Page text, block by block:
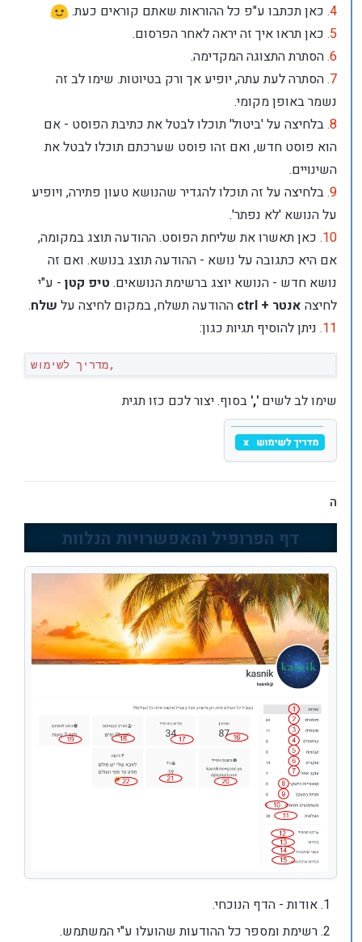
4. כאן תכתבו ע"פ כל ההוראות שאתם קוראים כעת.
5. כאן תראו איך זה יראה לאחר הפרסום.
6. הסתרת התצוגה המקדימה.
7. הסתרה לעת עתה, יופיע אך ורק בטיוטות. שימו לב זה
נשמר באופן מקומי.
8. בלחיצה על 'ביטול' תוכלו לבטל את כתיבת הפוסט - אם
הוא פוסט חדש, ואם זהו פוסט שערכתם תוכלו לבטל את
השינויים.
9. בלחיצה על זה תוכלו להגדיר שהנושא טעון פתירה, ויופיע
על הנושא 'לא נפתר'.
10. כאן תאשרו את שליחת הפוסט. ההודעה תוצג במקומה,
אם היא כתגובה על נושא - ההודעה תוצג בנושא. ואם זה
נושא חדש - הנושא יוצג ברשימת הנושאים. טיפ קטן - ע"י
לחיצה אנטר + ctrl ההודעה תשלח, במקום לחיצה על שלח.
11. ניתן להוסיף תגיות כגון:
שימו לב לשים',' בסוף. יצור לכם כזו תגית
ה
דף הפרופיל והאפשרויות הנלוות
אודות - הדף הנוכחי.
רשימת ומספר כל ההודעות שהועלו ע"י המשתמש.